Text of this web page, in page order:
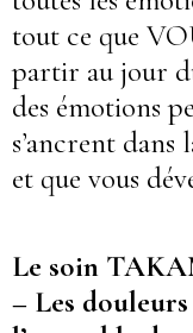
tout ce que
partir au jour
des émotions
s’ancrent
et que vous
Le soin
– Les